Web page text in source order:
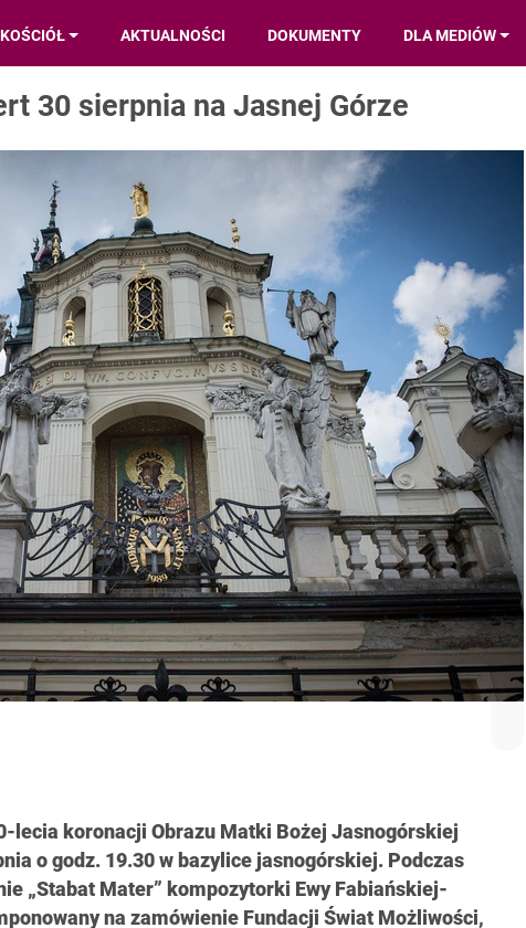
KOŚCIÓŁ AKTUALNOŚCI DOKUMENTY DLA MEDIÓW
30 sierpnia na Jasnej Górze
lecia koronacji Obrazu Matki Bożej Jasnogórskiej
o godz. 19.30 w bazylice jasnogórskiej. Podczas
„Stabat Mater” kompozytorki Ewy Fabiańskiej-
na zamówienie Fundacji Świat Możliwości,